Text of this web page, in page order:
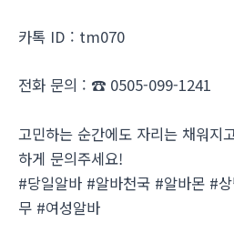
카톡 ID : tm070
전화 문의 : ☎ 0505-099-1241
고민하는 순간에도 자리는 채워지
하게 문의주세요!
#당일알바 #알바천국 #알바몬 #
무 #여성알바